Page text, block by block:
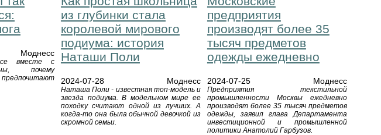
Моднесс
вместе с
почему
из глубинки стала
королевой мирового
подиума: история
Наташи Поли
2024-07-28 Моднесс
Наташа Поли - известная топ-модель и
звезда подиума. В модельном мире ее
походку считают одной из лучших. А
когда-то она была обычной девочкой из
скромной семьи.
предприятия
производят более 35
тысяч предметов
одежды ежедневно
2024-07-25 Моднесс
Предприятия текстильной
промышленности Москвы ежедневно
производят более 35 тысяч предметов
одежды, заявил глава Департамента
инвестиционной и промышленной
политики Анатолий Гарбузов.